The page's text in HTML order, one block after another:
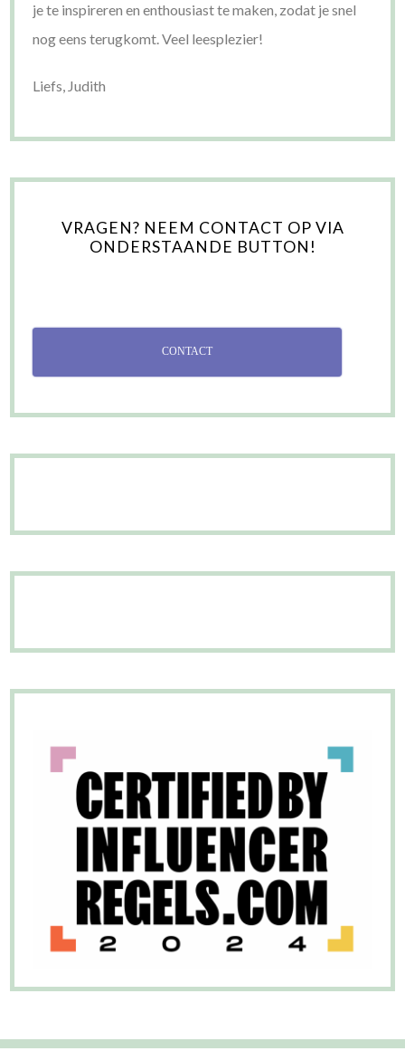
je te inspireren en enthousiast te maken, zodat je snel
nog eens terugkomt. Veel leesplezier!
Liefs, Judith
VRAGEN? NEEM CONTACT OP VIA
ONDERSTAANDE BUTTON!
CONTACT